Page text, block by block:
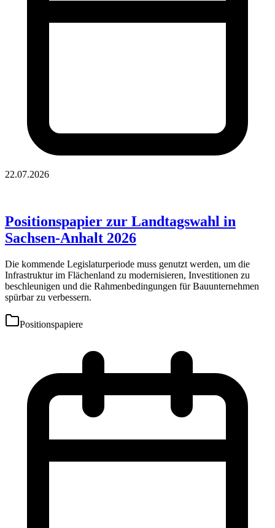
22.07.2026
Positionspapier zur Landtagswahl in
Sachsen-Anhalt 2026
Die kommende Legislaturperiode muss genutzt werden, um die
Infrastruktur im Flächenland zu modernisieren, Investitionen zu
beschleunigen und die Rahmenbedingungen für Bauunternehmen
spürbar zu verbessern.
Positionspapiere